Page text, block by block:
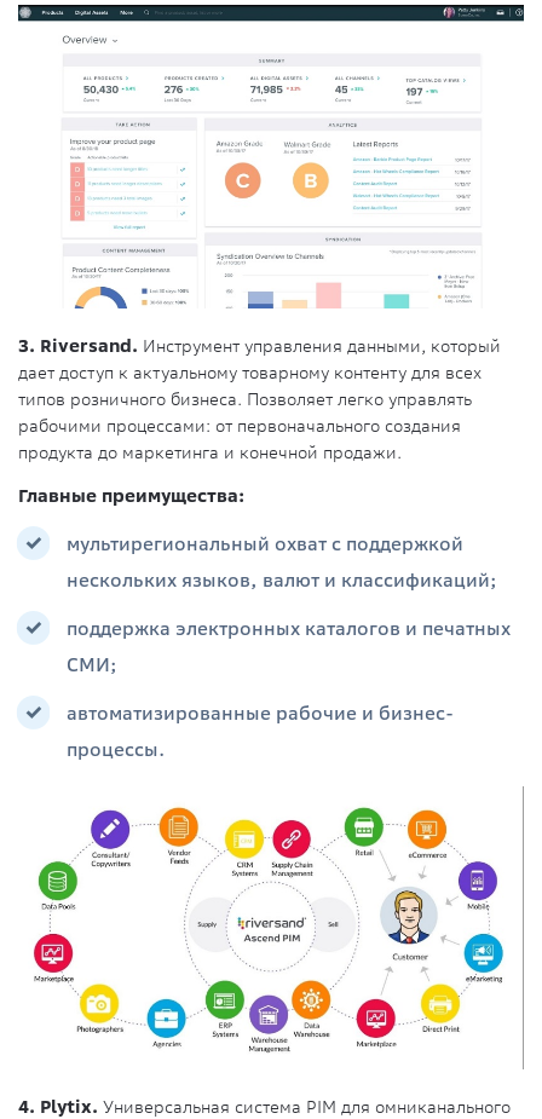
3. Riversand. Инструмент управления данными, который
дает доступ к актуальному товарному контенту для всех
типов розничного бизнеса. Позволяет легко управлять
рабочими процессами: от первоначального создания
продукта до маркетинга и конечной продажи.
Главные преимущества:
мультирегиональный охват с поддержкой
нескольких языков, валют и классификаций;
поддержка электронных каталогов и печатных
СМИ;
автоматизированные рабочие и бизнес-
процессы.
4. Plytix. Универсальная система PIM для омниканального